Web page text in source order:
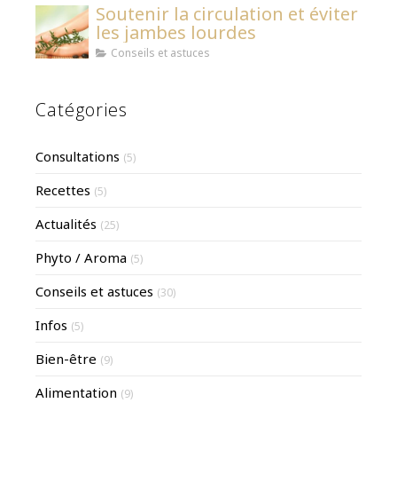
Soutenir la circulation et éviter
les jambes lourdes
Conseils et astuces
Catégories
Consultations (5)
Recettes (5)
Actualités (25)
Phyto / Aroma (5)
Conseils et astuces (30)
Infos (5)
Bien-être (9)
Alimentation (9)